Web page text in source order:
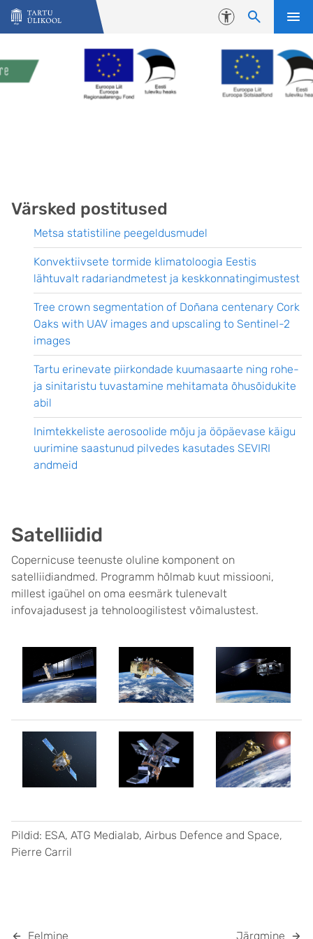
Liigu edasi põhisisu juurde
Juurdepääsetavus
Satelliidid
Copernicuse teenuste oluline komponent on
satelliidiandmed. Programm hõlmab kuut missiooni,
millest igaühel on oma eesmärk tulenevalt
infovajadusest ja tehnoloogilistest võimalustest.
Pildid: ESA, ATG Medialab, Airbus Defence and Space,
Pierre Carril
Eelmine Järgmine
Värsked postitused
Metsa statistiline peegeldusmudel
Konvektiivsete tormide klimatoloogia Eestis
lähtuvalt radariandmetest ja keskkonnatingimustest
Tree crown segmentation of Doñana centenary Cork
Oaks with UAV images and upscaling to Sentinel-2
images
Tartu erinevate piirkondade kuumasaarte ning rohe-
ja sinitaristu tuvastamine mehitamata õhusõidukite
abil
Inimtekkeliste aerosoolide mõju ja ööpäevase käigu
uurimine saastunud pilvedes kasutades SEVIRI
andmeid